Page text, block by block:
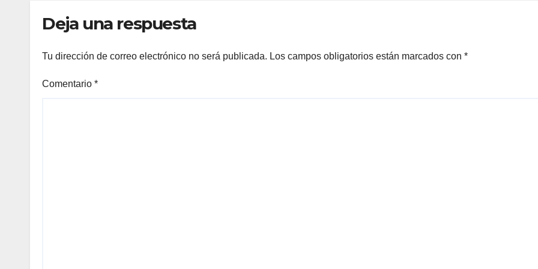
Deja una respuesta
Tu dirección de correo electrónico no será publicada. Los campos obligatorios están marcados con *
Comentario *